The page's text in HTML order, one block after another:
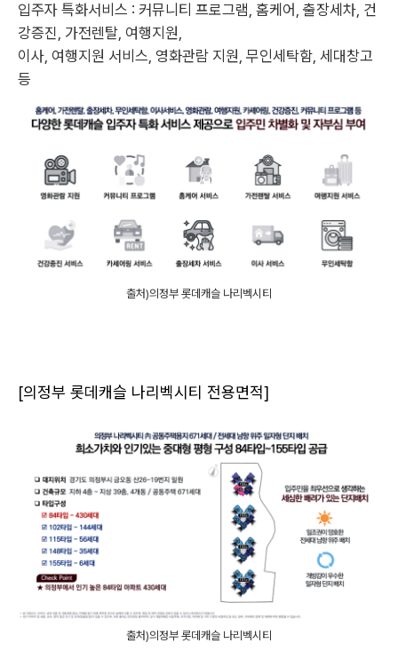
입주자 특화서비스 : 커뮤니티 프로그램, 홈케어, 출장세차, 건
강증진, 가전렌탈, 여행지원,
이사, 여행지원 서비스, 영화관람 지원, 무인세탁함, 세대창고
등
출처)의정부 롯데캐슬 나리벡시티
[의정부 롯데캐슬 나리벡시티 전용면적]
출처)의정부 롯데캐슬 나리벡시티